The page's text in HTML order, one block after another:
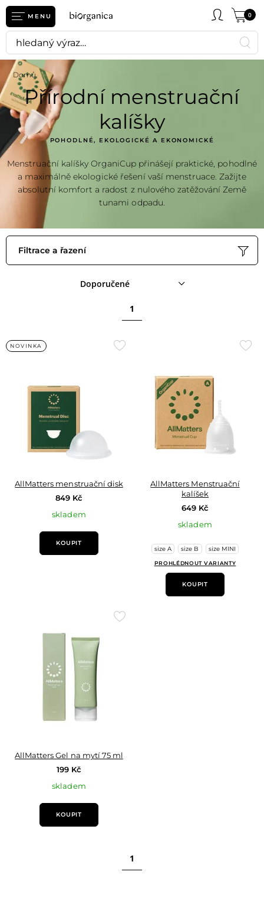
MENU 0
Domů
Přírodní menstruační
kalíšky
POHODLNÉ, EKOLOGICKÉ A EKONOMICKÉ
Menstruační kalíšky OrganiCup přinášejí praktické, pohodlné
a maximálně ekologické řešení vaší menstruace. Zažijte
absolutní komfort a radost z nulového zatěžování Země
tunami odpadu.
Filtrace a řazení
Doporučené
1
NOVINKA
Přidat
oblíbených
AllMatters menstruační disk
849 Kč
skladem
KOUPIT
AllMatters Menstruační
kalíšek
649 Kč
skladem
size A size B size MINI
PROHLÉDNOUT VARIANTY
KOUPIT
Přidat
AllMatters Gel na mytí 75 ml
199 Kč
skladem
KOUPIT
1